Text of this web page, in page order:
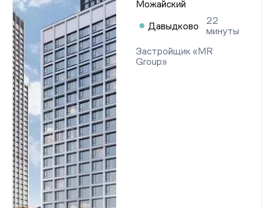
Можайский
Давыдково
22
минуты
Застройщик «MR
Group»